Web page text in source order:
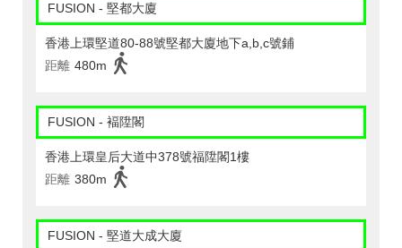
FUSION - 堅都大廈
香港上環堅道80-88號堅都大廈地下a,b,c號鋪
距離 480m
FUSION - 褔陞閣
香港上環皇后大道中378號福陞閣1樓
距離 380m
FUSION - 堅道大成大廈